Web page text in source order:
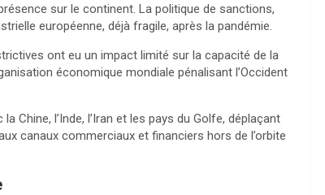
sur le continent. La politique de sanctions,
européenne, déjà fragile, après la pandémie.
ont eu un impact limité sur la capacité de la
économique mondiale pénalisant l’Occident
l’Inde, l’Iran et les pays du Golfe, déplaçant
canaux commerciaux et financiers hors de l’orbite